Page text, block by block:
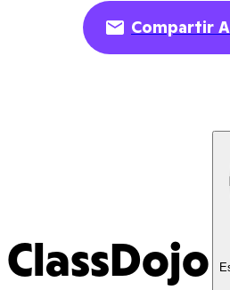
Compartir
ClassDojo